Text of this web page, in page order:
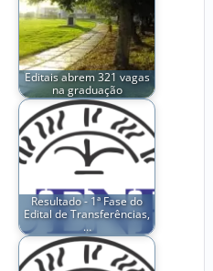
Editais abrem 321 vagas
na graduação
Resultado - 1ª Fase do
Edital de Transferências,
…